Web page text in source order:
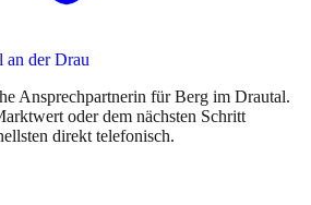
an der Drau
Ansprechpartnerin für Berg im Drautal.
oder dem nächsten Schritt
direkt telefonisch.